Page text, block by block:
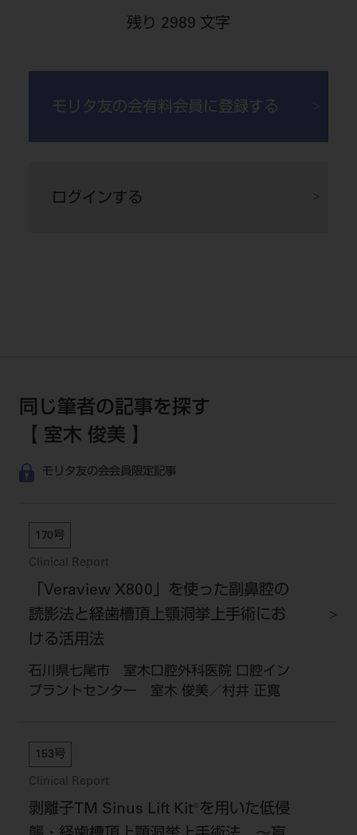
示した。
残り 2989 文字
モリタ友の会有料会員に登録する
ログインする
同じ筆者の記事を探す
【 室木 俊美 】
モリタ友の会会員限定記事
170号
Clinical Report
「Veraview X800」を使った副鼻腔の
読影法と経歯槽頂上顎洞挙上手術にお
ける活用法
石川県七尾市 室木口腔外科医院 口腔イン
プラントセンター 室木 俊美／村井 正寛
153号
Clinical Report
剥離子TM Sinus Lift Kit®を用いた低侵